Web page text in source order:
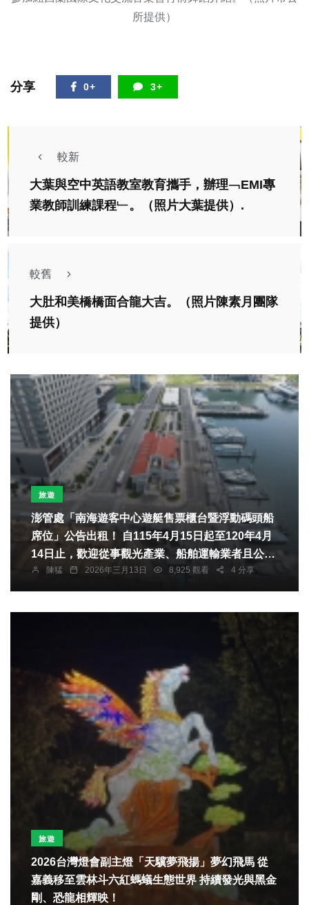
所提供）
分享 0+ 3+
較新
大葉與空中英語教室教育攜手，辦理﹁EMI專
業教師訓練課程﹂。（照片大葉提供）.
較舊
大肚和美橋橋面合龍大吉。（照片陳素月團隊
提供）
旅遊
澎管處「南海遊客中心遊艇售票櫃台暨浮動碼頭船
席位」公告出租！ 自115年4月15日起至120年4月
14日止，歡迎從事觀光產業、船舶運輸業者且公司
營業項目登記有船舶運送業G301011或小船經營業
G302010之業者踴躍投標。
陳猛 2026年三月13日 8,925 觀看 4 分享
旅遊
2026台灣燈會副主燈「天驥夢飛揚」夢幻飛馬 從
嘉義移至雲林斗六紅螞蟻生態世界 持續發光與黑金
剛、恐龍相輝映！